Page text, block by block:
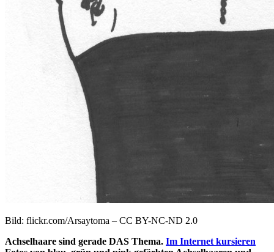
Bild: flickr.com/Arsaytoma – CC BY-NC-ND 2.0
Achselhaare sind gerade DAS Thema. Im Internet kursieren